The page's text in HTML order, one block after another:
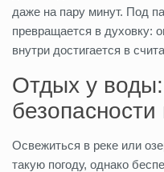
даже на пару минут. Под
превращается в духовку:
внутри достигается в
Отдых у
Освежиться в реке или
такую погоду, однако